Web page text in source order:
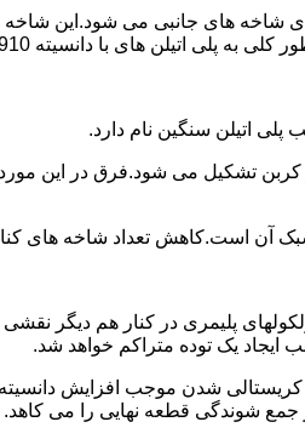
شاخه های جانبی می شود.این
0.925 گرم بر سانتی متر مکعب،پلی اتیلن سبک میتوان گفت.
آن است.کاهش تعداد شاخه های
پلیمری در کنار هم دیگر نقشی
ایجاد یک توده متراکم خواهد شد.
کریستالی شدن موجب افزایش
جمع شوندگی قطعه نهایی را می کاهد.